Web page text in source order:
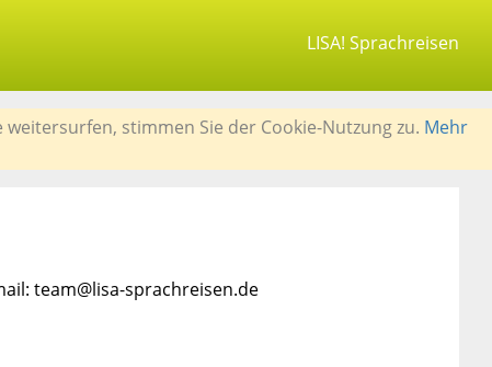
LISA! Sprachreisen
stimmen Sie der Cookie-Nutzung zu. Mehr
team@lisa-sprachreisen.de